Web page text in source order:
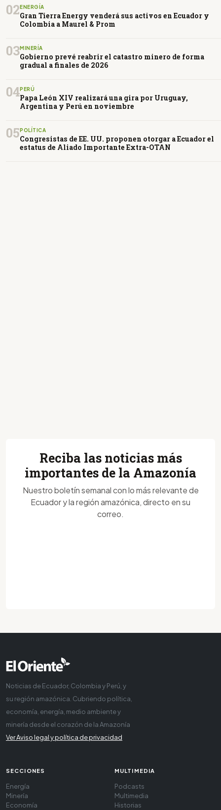
02ENERGÍA
Gran Tierra Energy venderá sus activos en Ecuador y
Colombia a Maurel & Prom
03MINERÍA
Gobierno prevé reabrir el catastro minero de forma
gradual a finales de 2026
04PERÚ
Papa León XIV realizará una gira por Uruguay,
Argentina y Perú en noviembre
05POLÍTICA
Congresistas de EE. UU. proponen otorgar a Ecuador el
estatus de Aliado Importante Extra-OTAN
Reciba las noticias más
importantes de la Amazonía
Nuestro boletín semanal con lo más relevante de
Ecuador y la región amazónica, directo en su
correo.
Noticias de Ecuador, Colombia y Perú, y
su región amazónica. Cubriendo política,
economía, energía, medio ambiente y
minería desde el corazón de la Amazonía
Ver Aviso legal y política de privacidad
SECCIONES
Energía
Minería
Economía
MULTIMEDIA
Podcasts
Multimedia
Historias